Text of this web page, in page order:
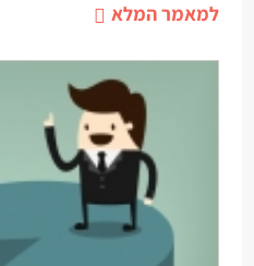
למאמר המלא